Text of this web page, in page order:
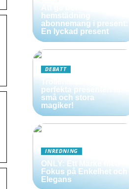
hemstädning
abonnemang i present:
En lyckad present
DEBATT
perfekta presenten för
små och stora
magiker!
INREDNING
ONLY: Ett Märke med
Fokus på Enkelhet och
Elegans